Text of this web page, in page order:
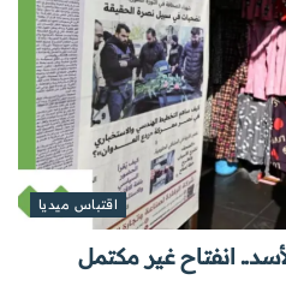
اقتباس ميديا
انفتاح غير مكتمل